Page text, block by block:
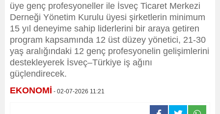
üye genç profesyoneller ile İsveç Ticaret Merkezi
Derneği Yönetim Kurulu üyesi şirketlerin minimum
15 yıl deneyime sahip liderlerini bir araya getiren
program kapsamında 12 üst düzey yönetici, 21-30
yaş aralığındaki 12 genç profesyonelin gelişimlerini
destekleyerek İsveç–Türkiye iş ağını
güçlendirecek.
EKONOMİ - 02-07-2026 11:21